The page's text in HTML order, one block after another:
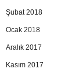
Şubat 2018
Ocak 2018
Aralık 2017
Kasım 2017